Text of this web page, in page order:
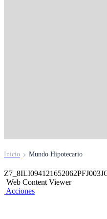
Inicio Mundo Hipotecario
Web Content Viewer
Acciones